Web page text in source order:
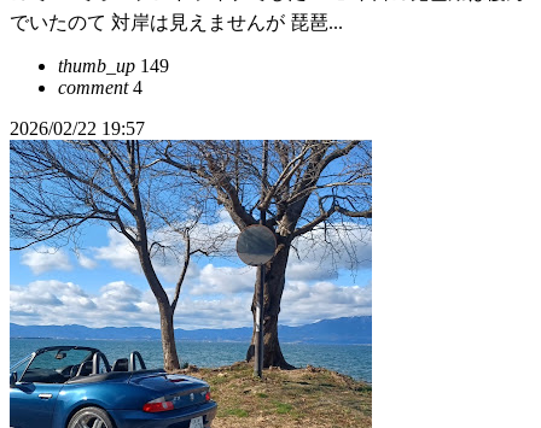
でいたのて 対岸は見えませんが 琵琶...
thumb_up 149
comment4
2026/02/22 19:57